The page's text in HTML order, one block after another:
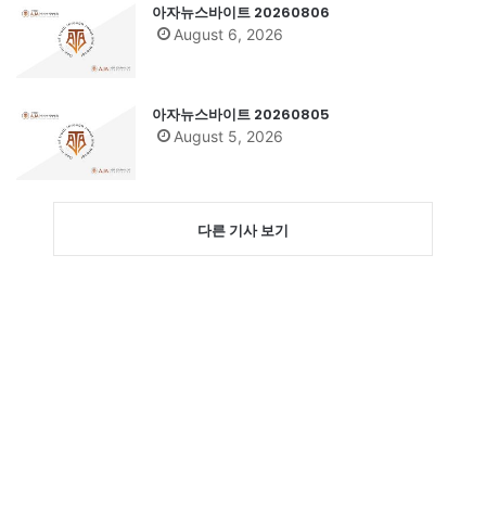
아자뉴스바이트 20260806
August 6, 2026
아자뉴스바이트 20260805
August 5, 2026
다른 기사 보기